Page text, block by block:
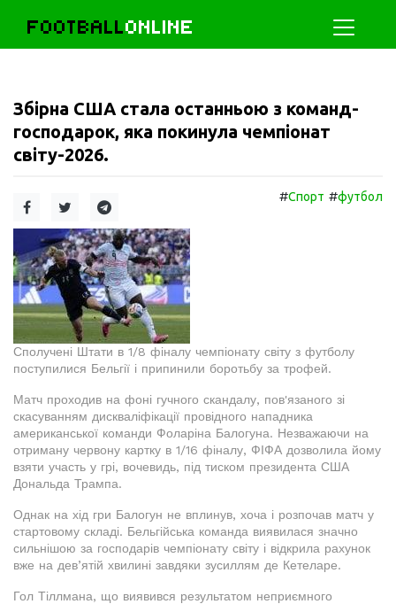
FOOTBALLONLINE
Збірна США стала останньою з команд-
господарок, яка покинула чемпіонат
світу-2026.
#Спорт #футбол
Сполучені Штати в 1/8 фіналу чемпіонату світу з футболу
поступилися Бельгії і припинили боротьбу за трофей.
Матч проходив на фоні гучного скандалу, пов'язаного зі
скасуванням дискваліфікації провідного нападника
американської команди Фоларіна Балогуна. Незважаючи на
отриману червону картку в 1/16 фіналу, ФІФА дозволила йому
взяти участь у грі, вочевидь, під тиском президента США
Дональда Трампа.
Однак на хід гри Балогун не вплинув, хоча і розпочав матч у
стартовому складі. Бельгійська команда виявилася значно
сильнішою за господарів чемпіонату світу і відкрила рахунок
вже на дев’ятій хвилині завдяки зусиллям де Кетеларе.
Гол Тіллмана, що виявився результатом неприємного